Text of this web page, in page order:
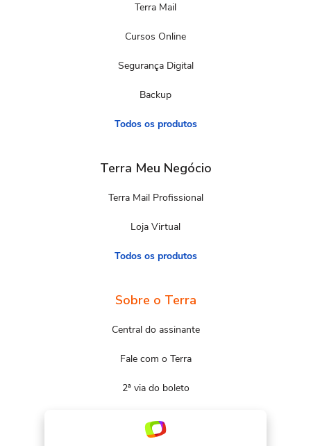
Terra Mail
Cursos Online
Segurança Digital
Backup
Todos os produtos
Terra Meu Negócio
Terra Mail Profissional
Loja Virtual
Todos os produtos
Sobre o Terra
Central do assinante
Fale com o Terra
2ª via do boleto